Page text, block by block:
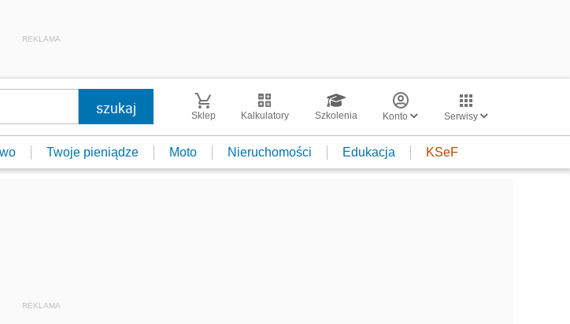
REKLAMA
Sklep Kalkulatory Szkolenia Konto Serwisy
Twoje pieniądze Moto Nieruchomości Edukacja KSeF